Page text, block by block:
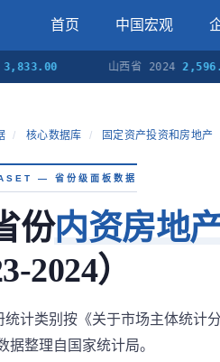
首页 中国宏观
山西省 2024 2,596.00
/ 核心数据库 / 固定资产投资和房地产
— 省份级面板数据
份内资房地
2024）
统计类别按《关于市场主体统计
据整理自国家统计局。